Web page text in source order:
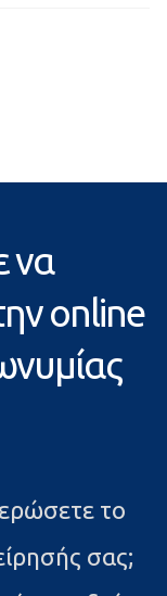
να
online
το
σας;